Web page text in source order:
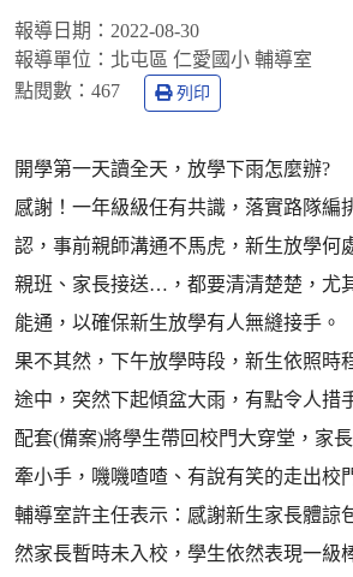
報導日期： 2022-08-30
報導單位： 北屯區 仁愛國小 輔導室
點閱數： 467 列印
開學第一天讀全天，放學下雨怎麼辦?
感謝！一年級級任有共識，落實路隊編
認，事前親師溝通不馬虎，新生放學何
親班、家長接送…，都要清清楚楚，尤
能通，以確保新生放學有人無縫接手。
果不其然，下午放學時段，新生依照時
途中，突然下起傾盆大雨，有點令人措
配套(備案)將學生帶回校門大穿堂，家
牽小手，嘰嘰喳喳、有說有笑的走出校
輔導室許主任表示：感謝新生家長體諒
然家長暫時未入校，學生依然表現一級